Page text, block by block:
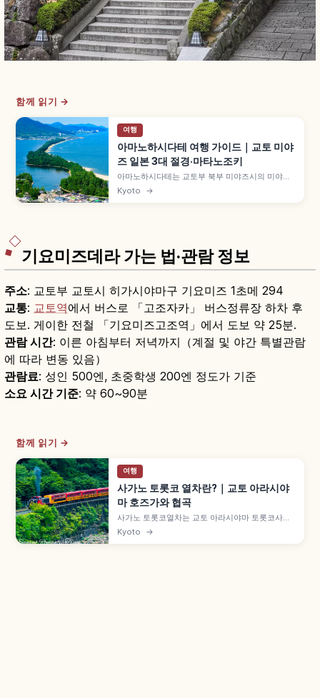
함께 읽기 →
여행
아마노하시다테 여행 가이드｜교토 미야
즈 일본 3대 절경·마타노조키
아마노하시다테는 교토부 북부 미야즈시의 미야기
마쓰시마·히로시마 미야지마와 함께 '일본 3대 절
경'으로 꼽히는 모래톱입니다. 길이 약 3.6km 모래
Kyoto →
기요미즈데라 가는 법·관람 정보
주소: 교토부 교토시 히가시야마구 기요미즈 1초메 294
교통: 교토역에서 버스로 「고조자카」 버스정류장 하차 후
도보. 게이한 전철 「기요미즈고조역」에서 도보 약 25분.
관람 시간: 이른 아침부터 저녁까지（계절 및 야간 특별관람
에 따라 변동 있음）
관람료: 성인 500엔, 초중학생 200엔 정도가 기준
소요 시간 기준: 약 60~90분
함께 읽기 →
여행
사가노 토롯코 열차란?｜교토 아라시야
마 호즈가와 협곡
사가노 토롯코열차는 교토 아라시야마 토롯코사가
역에서 토롯코가메오카역까지 약 7.3km를 잇는 관
광 열차로, 1991년 JR 산인 본선 구선을 활용해 개
Kyoto →